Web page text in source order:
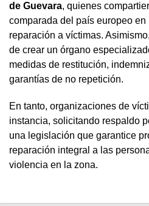
de Guevara, quienes
comparada del país europeo en
reparación a víctimas.
de crear un órgano
medidas de restitución,
garantías de no repetición.
En tanto, organizaciones de
instancia, solicitando respaldo
una legislación que garantice
reparación integral a las
violencia en la zona.